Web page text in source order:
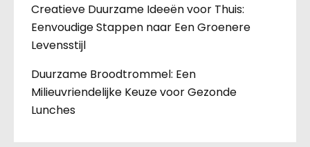
Creatieve Duurzame Ideeën voor Thuis:
Eenvoudige Stappen naar Een Groenere
Levensstijl
Duurzame Broodtrommel: Een
Milieuvriendelijke Keuze voor Gezonde
Lunches